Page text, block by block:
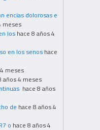
encias dolorosas e
meses
los hace 8 años 4
en los senos hace
meses
años 4 meses
hace 8 años
de hace 8 años 4
o hace 8 años 4